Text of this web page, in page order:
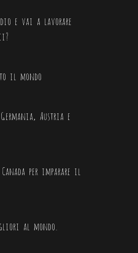
e vai a lavorare
il mondo
Austria e
per imparare il
al mondo.